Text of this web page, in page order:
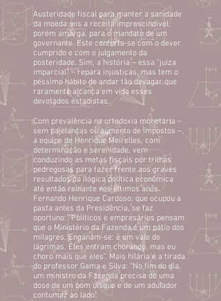
Austeridade fiscal para manter a sanidade
da moeda: eis a receita imprescindível,
porém amarga, para o mandato de um
governante. Este conforta-se com o dever
cumprido e com o julgamento da
posteridade. Sim, a história – essa “juíza
imparcial” – repara injustiças, mas tem o
péssimo hábito de andar tão devagar que
raramente alcança em vida esses
devotados estadistas.
Com prevalência na ortodoxia monetária –
sem pajelanças ou aumento de impostos –,
a equipe de Henrique Meirelles, com
determinação e serenidade, vem
conduzindo as metas fiscais por trilhas
pedregosas para fazer frente aos graves
resultados da ilógica política econômica
até então reinante nos últimos anos.
Fernando Henrique Cardoso, que ocupou a
pasta antes da Presidência, se faz
oportuno: “Políticos e empresários pensam
que o Ministério da Fazenda é um pátio dos
milagres. Enganam-se: é um vale de
lágrimas. Eles entram chorando, mas eu
choro mais que eles”. Mais hilária é a tirada
do professor Gama e Silva: “No fim do dia,
um ministro da Fazenda precisa de uma
dose de um bom uísque e de um adulador
contumaz ao lado”.